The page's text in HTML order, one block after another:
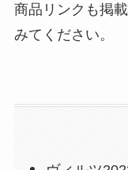
商品リンクも掲
みてください。